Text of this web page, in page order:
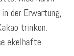
der Erwartung,
trinken.
ekelhafte